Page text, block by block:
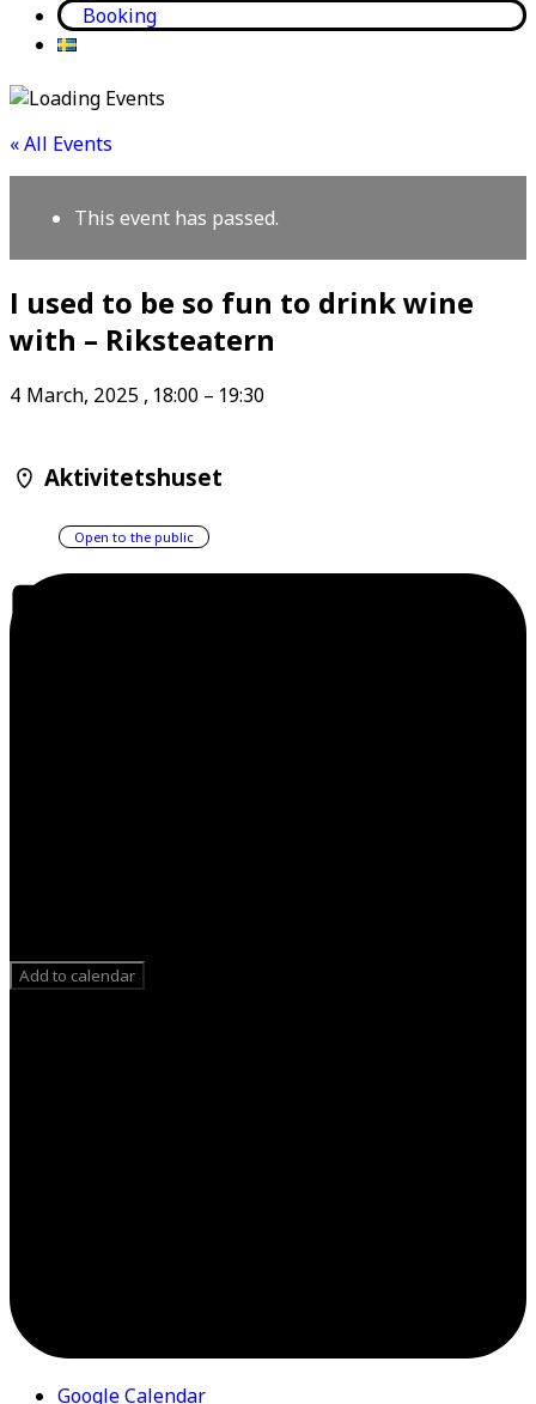
Booking
« All Events
This event has passed.
I used to be so fun to drink wine
with – Riksteatern
4 March, 2025 , 18:00 – 19:30
Aktivitetshuset
Open to the public
Add to calendar
Google Calendar